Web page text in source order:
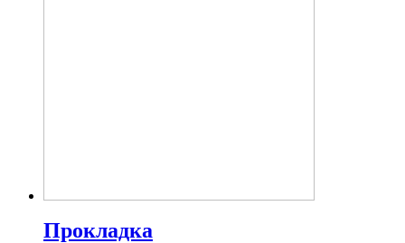
Прокладка